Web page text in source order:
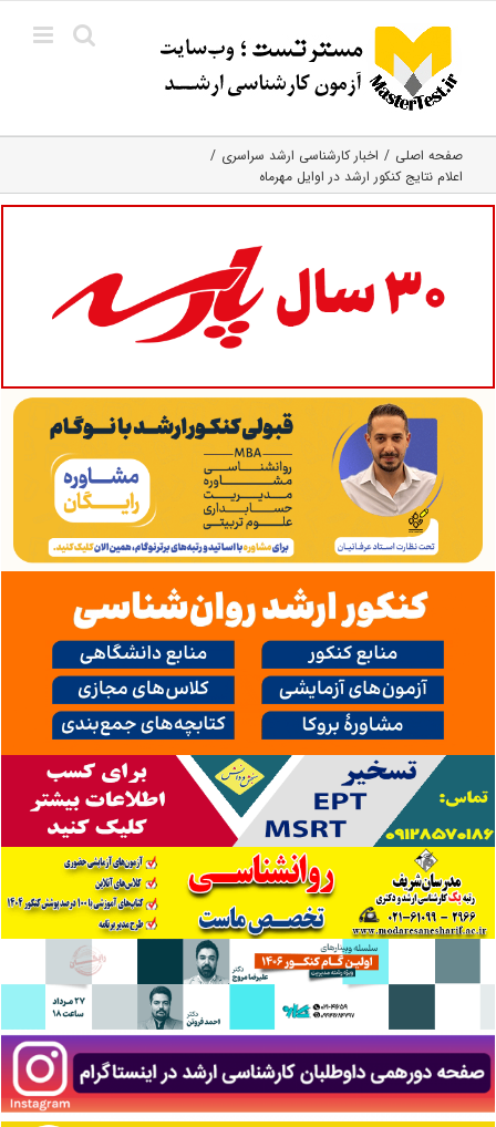
content
صفحه اصلی
اخبار کارشناسی ارشد سراسری
اعلام نتایج کنکور ارشد در اوایل مهرماه